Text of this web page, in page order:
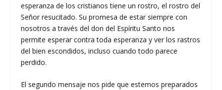
esperanza de los cristianos tiene un rostro, el rostro del
Señor resucitado. Su promesa de estar siempre con
nosotros a través del don del Espíritu Santo nos
permite esperar contra toda esperanza y ver los rastros
del bien escondidos, incluso cuando todo parece
perdido.
El segundo mensaje nos pide que estemos preparados